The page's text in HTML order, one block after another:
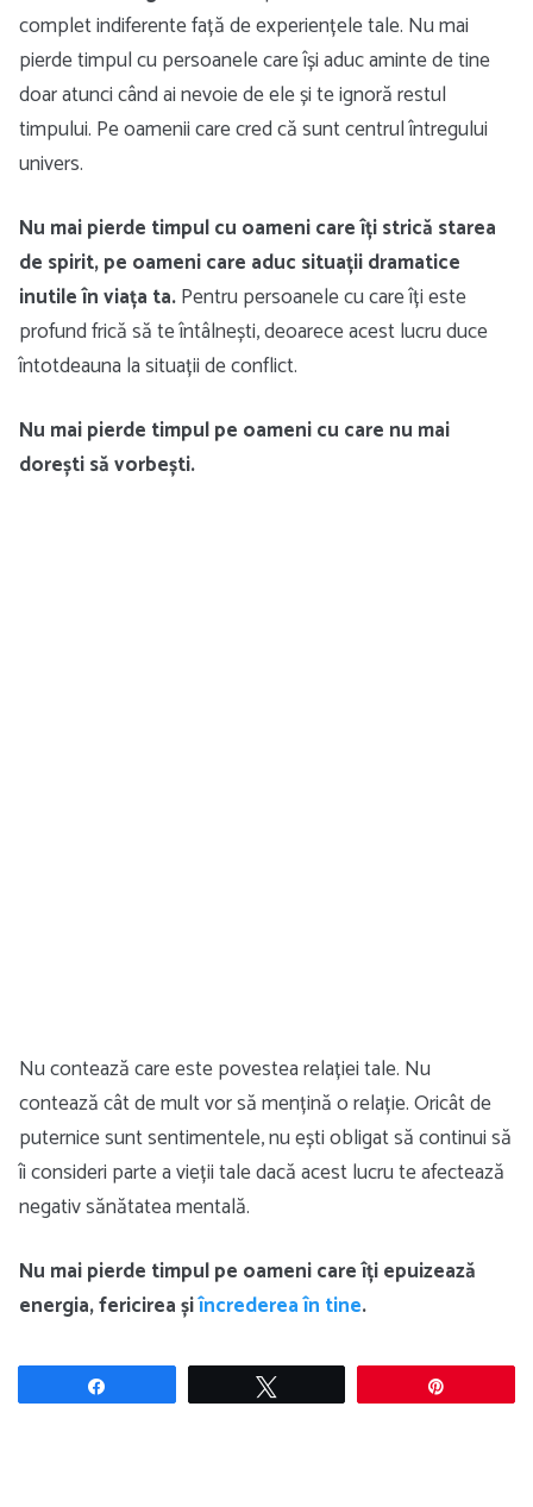
complet indiferente față de experiențele tale. Nu mai
pierde timpul cu persoanele care își aduc aminte de tine
doar atunci când ai nevoie de ele și te ignoră restul
timpului. Pe oamenii care cred că sunt centrul întregului
univers.
Nu mai pierde timpul cu oameni care îți strică starea
de spirit, pe oameni care aduc situații dramatice
inutile în viața ta.Pentru persoanele cu care îți este
profund frică să te întâlnești, deoarece acest lucru duce
întotdeauna la situații de conflict.
Nu mai pierde timpul pe oameni cu care nu mai
dorești să vorbești.
Nu contează care este povestea relației tale. Nu
contează cât de mult vor să mențină o relație. Oricât de
puternice sunt sentimentele, nu ești obligat să continui să
îi consideri parte a vieții tale dacă acest lucru te afectează
negativ sănătatea mentală.
Nu mai pierde timpul pe oameni care îți epuizează
energia, fericirea șiîncrederea în tine.